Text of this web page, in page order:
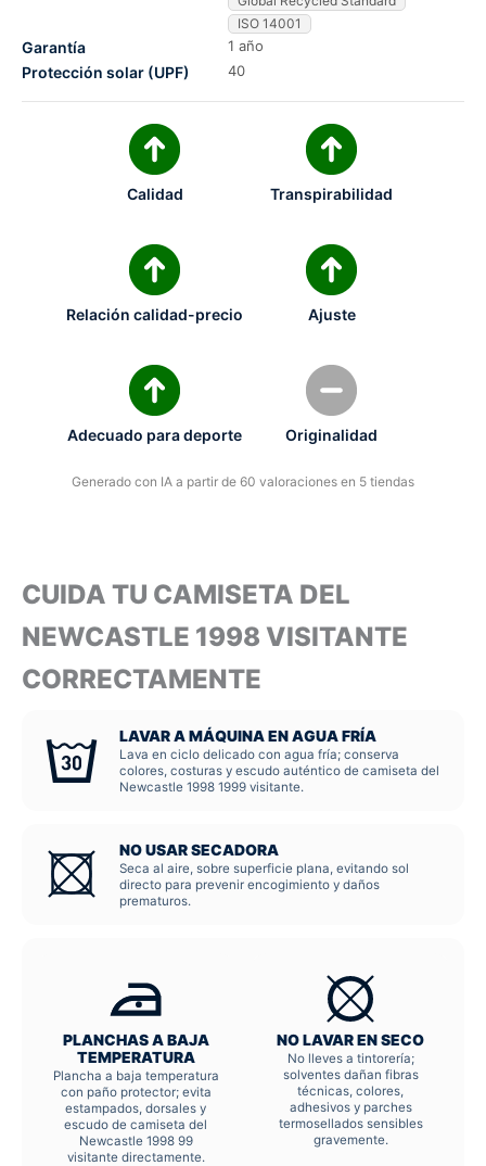
ISO 14001
Garantía 1 año
Protección solar (UPF) 40
Calidad Transpirabilidad
Relación calidad-precio Ajuste
Adecuado para deporte Originalidad
Generado con IA a partir de 60 valoraciones en 5 tiendas
CUIDA TU CAMISETA DEL
NEWCASTLE 1998 VISITANTE
CORRECTAMENTE
LAVAR A MÁQUINA EN AGUA FRÍA
Lava en ciclo delicado con agua fría; conserva
colores, costuras y escudo auténtico de camiseta del
Newcastle 1998 1999 visitante.
NO USAR SECADORA
Seca al aire, sobre superficie plana, evitando sol
directo para prevenir encogimiento y daños
prematuros.
PLANCHAS A BAJA
TEMPERATURA
Plancha a baja temperatura
con paño protector; evita
estampados, dorsales y
escudo de camiseta del
Newcastle 1998 99
visitante directamente.
NO LAVAR EN SECO
No lleves a tintorería;
solventes dañan fibras
técnicas, colores,
adhesivos y parches
termosellados sensibles
gravemente.